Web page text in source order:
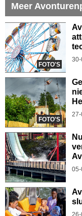
Meer
FOTO'S
FOTO'S